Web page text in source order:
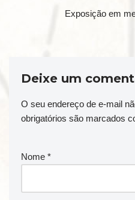
Exposição em
Deixe um
O seu endereço de e-mail
obrigatórios são marcados
Nome *